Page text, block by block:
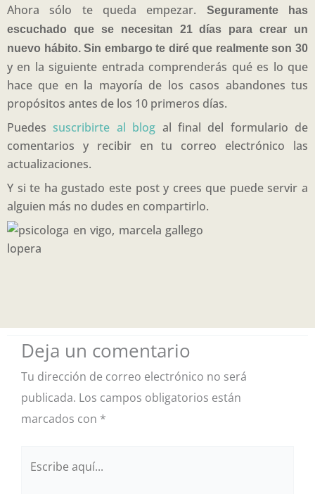
Ahora sólo te queda empezar.
Seguramente has
escuchado que se necesitan 21 días para crear un
nuevo hábito. Sin embargo te diré que realmente son 30
y en la siguiente entrada comprenderás qué es lo que
hace que en la mayoría de los casos abandones tus
propósitos antes de los 10 primeros días.
Puedessuscribirte al blog al final del formulario de
comentarios y recibir en tu correo electrónico las
actualizaciones.
Y si te ha gustado este post y crees que puede servir a
alguien más no dudes en compartirlo.
Deja un comentario
Tu dirección de correo electrónico no será
publicada. Los campos obligatorios están
marcados con *